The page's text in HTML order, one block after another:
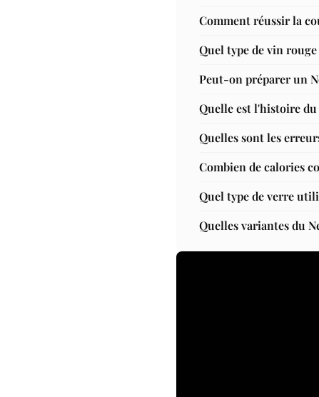
Comment réussir la
Quel type de vin
Peut-on préparer un
Quelle est l'histoire du
Quelles sont les
Combien de calories
Quel type de verre
Quelles variantes du